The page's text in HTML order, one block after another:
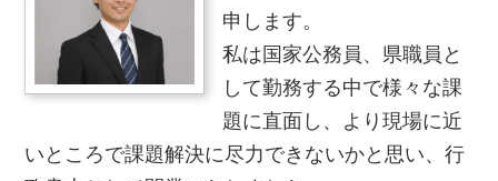
申します。
私は国家公務員、県職員と
して勤務する中で様々な課
題に直面し、より現場に近
いところで課題解決に尽力できないかと思い、行